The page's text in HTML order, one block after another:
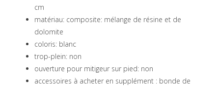
cm
matériau: composite: mélange de résine et de
dolomite
coloris: blanc
trop-plein: non
ouverture pour mitigeur sur pied: non
accessoires à acheter en supplément : bonde de